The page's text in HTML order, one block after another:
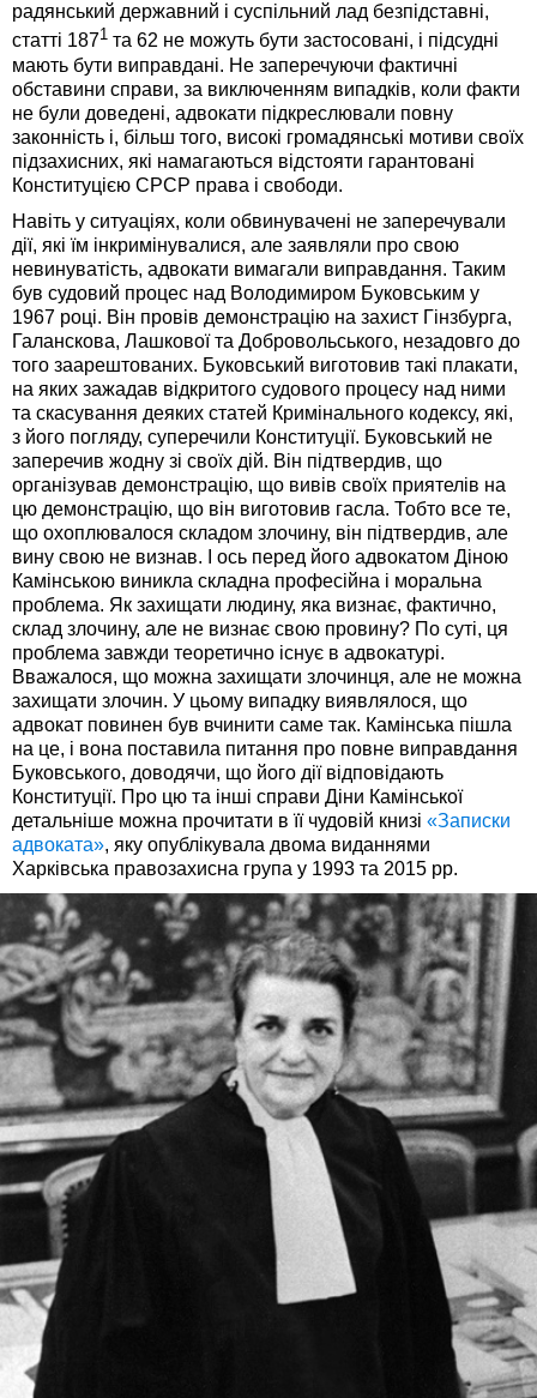
радянський державний і суспільний лад безпідставні,
статті 1871 та 62 не можуть бути застосовані, і підсудні
мають бути виправдані. Не заперечуючи фактичні
обставини справи, за виключенням випадків, коли факти
не були доведені, адвокати підкреслювали повну
законність і, більш того, високі громадянські мотиви своїх
підзахисних, які намагаються відстояти гарантовані
Конституцією СРСР права і свободи.
Навіть у ситуаціях, коли обвинувачені не заперечували
дії, які їм інкримінувалися, але заявляли про свою
невинуватість, адвокати вимагали виправдання. Таким
був судовий процес над Володимиром Буковським у
1967 році. Він провів демонстрацію на захист Гінзбурга,
Галанскова, Лашкової та Добровольського, незадовго до
того заарештованих. Буковський виготовив такі плакати,
на яких зажадав відкритого судового процесу над ними
та скасування деяких статей Кримінального кодексу, які,
з його погляду, суперечили Конституції. Буковський не
заперечив жодну зі своїх дій. Він підтвердив, що
організував демонстрацію, що вивів своїх приятелів на
цю демонстрацію, що він виготовив гасла. Тобто все те,
що охоплювалося складом злочину, він підтвердив, але
вину свою не визнав. І ось перед його адвокатом Діною
Камінською виникла складна професійна і моральна
проблема. Як захищати людину, яка визнає, фактично,
склад злочину, але не визнає свою провину? По суті, ця
проблема завжди теоретично існує в адвокатурі.
Вважалося, що можна захищати злочинця, але не можна
захищати злочин. У цьому випадку виявлялося, що
адвокат повинен був вчинити саме так. Камінська пішла
на це, і вона поставила питання про повне виправдання
Буковського, доводячи, що його дії відповідають
Конституції. Про цю та інші справи Діни Камінської
детальніше можна прочитати в її чудовій книзі «Записки
адвоката», яку опублікувала двома виданнями
Харківська правозахисна група у 1993 та 2015 рр.